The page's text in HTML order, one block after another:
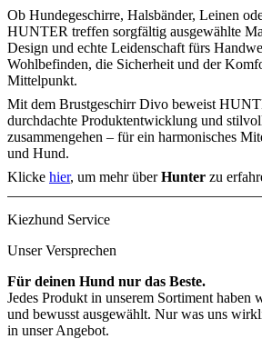
Ob Hundegeschirre, Halsbänder, Leinen
HUNTER treffen sorgfältig ausgewählte
Design und echte Leidenschaft fürs
Wohlbefinden, die Sicherheit und der
Mittelpunkt.
Mit dem Brustgeschirr Divo beweist
durchdachte Produktentwicklung und
zusammengehen – für ein harmonisches
und Hund.
Klicke hier, um mehr überHunter zu
Kiezhund Service
Unser Versprechen
Für deinen Hund nur das Beste.
Jedes Produkt in unserem Sortiment haben
und bewusst ausgewählt. Nur was uns
in unser Angebot.